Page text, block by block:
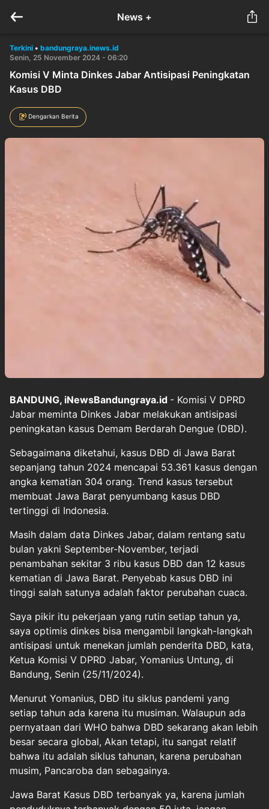
News +
Terkini • bandungraya.inews.id
Senin, 25 November 2024 - 06:20
Komisi V Minta Dinkes Jabar Antisipasi Peningkatan
Kasus DBD
Dengarkan Berita
BANDUNG, iNewsBandungraya.id - Komisi V DPRD
Jabar meminta Dinkes Jabar melakukan antisipasi
peningkatan kasus Demam Berdarah Dengue (DBD).
Sebagaimana diketahui, kasus DBD di Jawa Barat
sepanjang tahun 2024 mencapai 53.361 kasus dengan
angka kematian 304 orang. Trend kasus tersebut
membuat Jawa Barat penyumbang kasus DBD
tertinggi di Indonesia.
Masih dalam data Dinkes Jabar, dalam rentang satu
bulan yakni September-November, terjadi
penambahan sekitar 3 ribu kasus DBD dan 12 kasus
kematian di Jawa Barat. Penyebab kasus DBD ini
tinggi salah satunya adalah faktor perubahan cuaca.
Saya pikir itu pekerjaan yang rutin setiap tahun ya,
saya optimis dinkes bisa mengambil langkah-langkah
antisipasi untuk menekan jumlah penderita DBD, kata,
Ketua Komisi V DPRD Jabar, Yomanius Untung, di
Bandung, Senin (25/11/2024).
Menurut Yomanius, DBD itu siklus pandemi yang
setiap tahun ada karena itu musiman. Walaupun ada
pernyataan dari WHO bahwa DBD sekarang akan lebih
besar secara global, Akan tetapi, itu sangat relatif
bahwa itu adalah siklus tahunan, karena perubahan
musim, Pancaroba dan sebagainya.
Jawa Barat Kasus DBD terbanyak ya, karena jumlah